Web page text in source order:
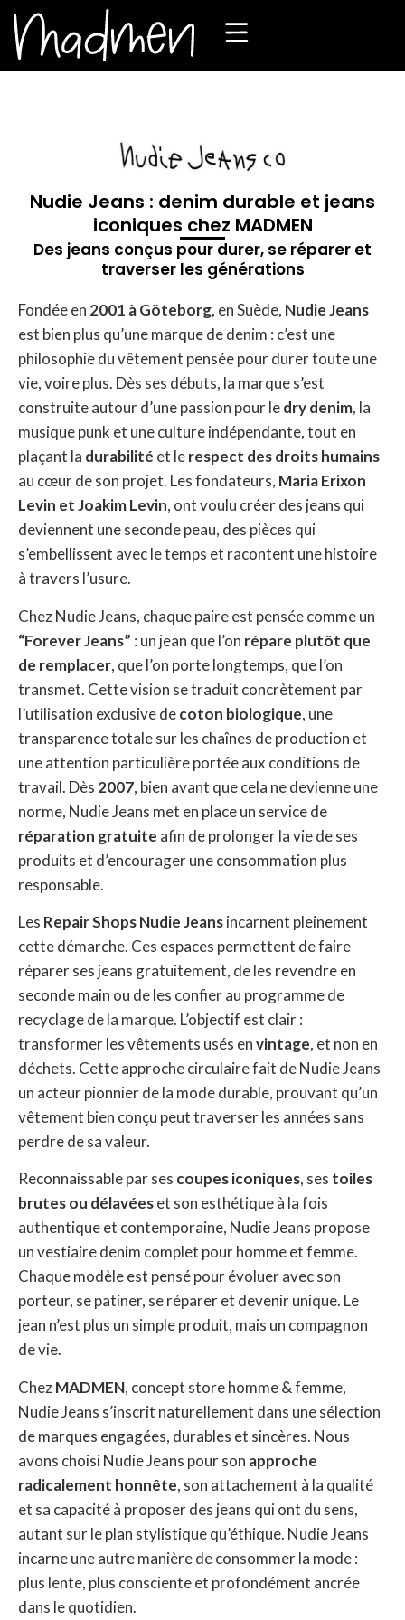
Nudie Jeans : denim durable et jeans
iconiques chez MADMEN
Des jeans conçus pour durer, se réparer et
traverser les générations
Fondée en 2001 à Göteborg, en Suède, Nudie Jeans
est bien plus qu’une marque de denim : c’est une
philosophie du vêtement pensée pour durer toute une
vie, voire plus. Dès ses débuts, la marque s’est
construite autour d’une passion pour ledry denim, la
musique punk et une culture indépendante, tout en
plaçant la durabilité et lerespect des droits humains
au cœur de son projet. Les fondateurs, Maria Erixon
Levin et Joakim Levin, ont voulu créer des jeans qui
deviennent une seconde peau, des pièces qui
s’embellissent avec le temps et racontent une histoire
à travers l’usure.
Chez Nudie Jeans, chaque paire est pensée comme un
“Forever Jeans” : un jean que l’on répare plutôt que
de remplacer, que l’on porte longtemps, que l’on
transmet. Cette vision se traduit concrètement par
l’utilisation exclusive decoton biologique, une
transparence totale sur les chaînes de production et
une attention particulière portée aux conditions de
travail. Dès 2007, bien avant que cela ne devienne une
norme, Nudie Jeans met en place un service de
réparation gratuite afin de prolonger la vie de ses
produits et d’encourager une consommation plus
responsable.
Les Repair Shops Nudie Jeansincarnent pleinement
cette démarche. Ces espaces permettent de faire
réparer ses jeans gratuitement, de les revendre en
seconde main ou de les confier au programme de
recyclage de la marque. L’objectif est clair :
transformer les vêtements usés envintage, et non en
déchets. Cette approche circulaire fait de Nudie Jeans
un acteur pionnier de la mode durable, prouvant qu’un
vêtement bien conçu peut traverser les années sans
perdre de sa valeur.
Reconnaissable par ses coupes iconiques, ses toiles
brutes ou délavéeset son esthétique à la fois
authentique et contemporaine, Nudie Jeans propose
un vestiaire denim complet pour homme et femme.
Chaque modèle est pensé pour évoluer avec son
porteur, se patiner, se réparer et devenir unique. Le
jean n’est plus un simple produit, mais un compagnon
de vie.
ChezMADMEN, concept store homme & femme,
Nudie Jeans s’inscrit naturellement dans une sélection
de marques engagées, durables et sincères. Nous
avons choisi Nudie Jeans pour son approche
radicalement honnête, son attachement à la qualité
et sa capacité à proposer des jeans qui ont du sens,
autant sur le plan stylistique qu’éthique. Nudie Jeans
incarne une autre manière de consommer la mode :
plus lente, plus consciente et profondément ancrée
dans le quotidien.